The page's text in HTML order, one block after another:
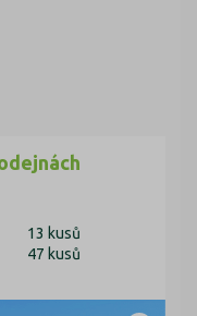
13 kusů
47 kusů